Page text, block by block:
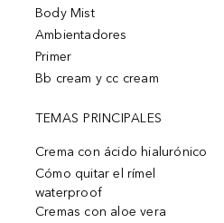
Body Mist
Ambientadores
Primer
Bb cream y cc cream
TEMAS PRINCIPALES
Crema con ácido hialurónico
Cómo quitar el rímel
waterproof
Cremas con aloe vera